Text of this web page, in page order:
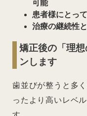
可能
患者様にとっ
治療の継続性
矯正後の「理
ンします
歯並びが整うと多
ったより高いレベ